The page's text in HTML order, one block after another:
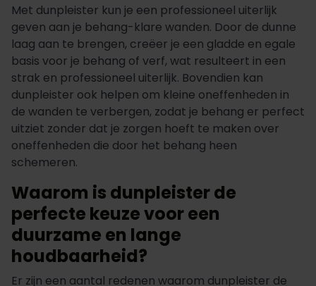
Met dunpleister kun je een professioneel uiterlijk
geven aan je behang-klare wanden. Door de dunne
laag aan te brengen, creëer je een gladde en egale
basis voor je behang of verf, wat resulteert in een
strak en professioneel uiterlijk. Bovendien kan
dunpleister ook helpen om kleine oneffenheden in
de wanden te verbergen, zodat je behang er perfect
uitziet zonder dat je zorgen hoeft te maken over
oneffenheden die door het behang heen
schemeren.
Waarom is dunpleister de
perfecte keuze voor een
duurzame en lange
houdbaarheid?
Er zijn een aantal redenen waarom dunpleister de